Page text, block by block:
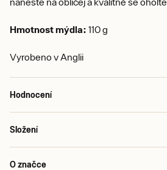
Hmotnost mýdla: 110 g
Vyrobeno v Anglii
Hodnocení
Složení
O značce